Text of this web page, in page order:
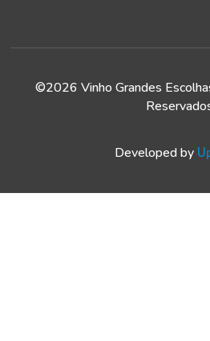
©2026 Vinho Grandes
Developed by